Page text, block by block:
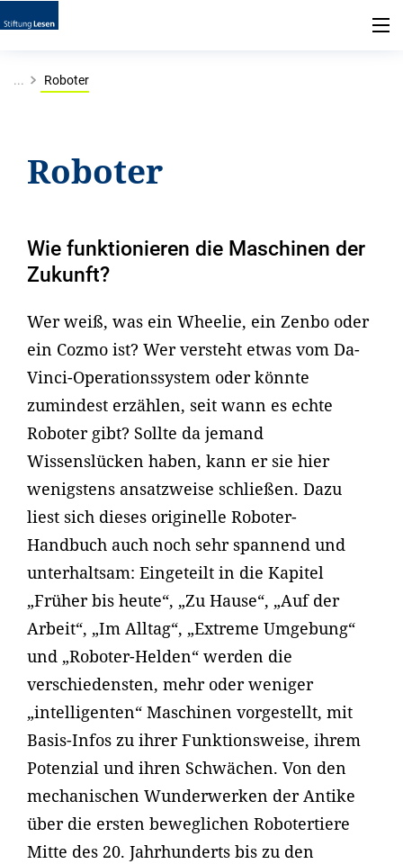
... Roboter
Roboter
Wie funktionieren die Maschinen der
Zukunft?
Wer weiß, was ein Wheelie, ein Zenbo oder
ein Cozmo ist? Wer versteht etwas vom Da-
Vinci-Operationssystem oder könnte
zumindest erzählen, seit wann es echte
Roboter gibt? Sollte da jemand
Wissenslücken haben, kann er sie hier
wenigstens ansatzweise schließen. Dazu
liest sich dieses originelle Roboter-
Handbuch auch noch sehr spannend und
unterhaltsam: Eingeteilt in die Kapitel
„Früher bis heute“, „Zu Hause“, „Auf der
Arbeit“, „Im Alltag“, „Extreme Umgebung“
und „Roboter-Helden“ werden die
verschiedensten, mehr oder weniger
„intelligenten“ Maschinen vorgestellt, mit
Basis-Infos zu ihrer Funktionsweise, ihrem
Potenzial und ihren Schwächen. Von den
mechanischen Wunderwerken der Antike
über die ersten beweglichen Robotertiere
Mitte des 20. Jahrhunderts bis zu den